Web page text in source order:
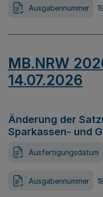
Ausgabennummer
MB.NRW
14.07.2026
Änderung der
Sparkassen- und
Ausfertigungsdatum
Ausgabennummer